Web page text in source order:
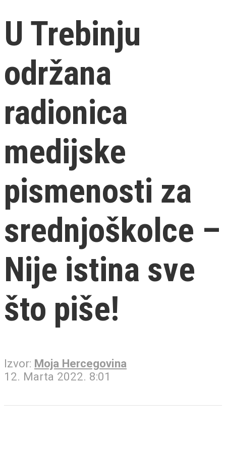
U Trebinju
održana
radionica
medijske
pismenosti za
srednjoškolce –
Nije istina sve
što piše!
Izvor: Moja Hercegovina
12. Marta 2022. 8:01